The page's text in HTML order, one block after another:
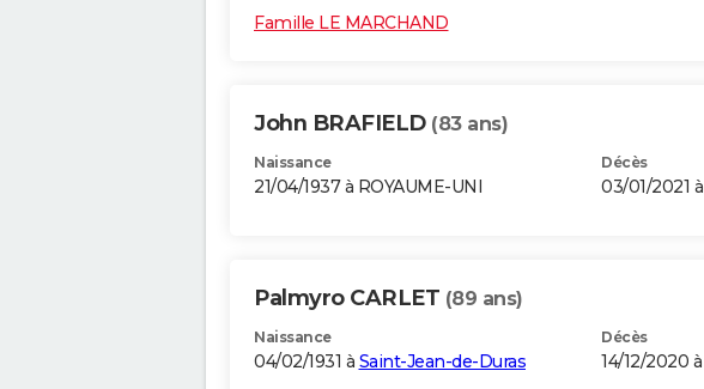
Famille LE MARCHAND
John BRAFIELD (83 ans)
Naissance
21/04/1937 à ROYAUME-UNI
Décès
03/01/2021 à
Palmyro CARLET (89 ans)
Naissance
04/02/1931 à Saint-Jean-de-Duras
Décès
14/12/2020 à